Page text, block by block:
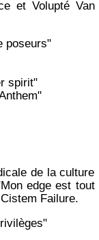
et Volupté Van
poseurs"
spirit"
de la culture
edge est tout
Failure.